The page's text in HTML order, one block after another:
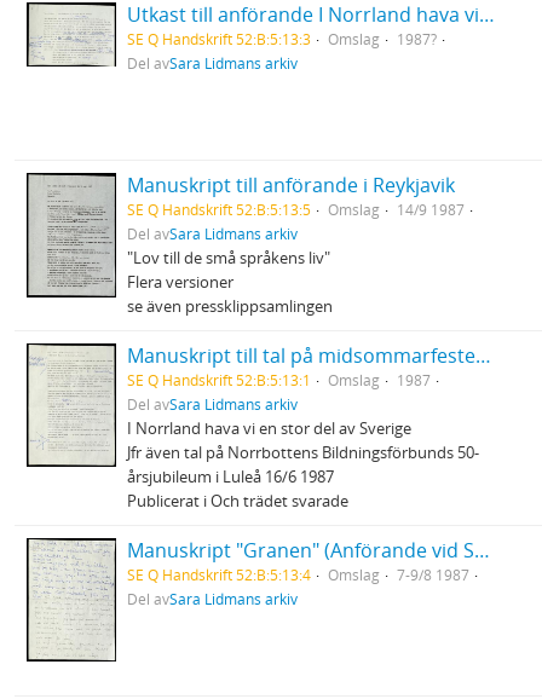
Utkast till anförande I Norrland hava vi en stor del av Sverige
SE Q Handskrift 52:B:5:13:3 Omslag
1987?
Del avSara Lidmans arkiv
Manuskript till anförande i Reykjavik
SE Q Handskrift 52:B:5:13:5 Omslag
14/9 1987
Del avSara Lidmans arkiv
"Lov till de små språkens liv"
Flera versioner
se även pressklippsamlingen
Manuskript till tal på midsommarfesten i Burträsk
SE Q Handskrift 52:B:5:13:1 Omslag
1987
Del avSara Lidmans arkiv
I Norrland hava vi en stor del av Sverige
Jfr även tal på Norrbottens Bildningsförbunds 50-
årsjubileum i Luleå 16/6 1987
Publicerat i Och trädet svarade
Manuskript "Granen" (Anförande vid Sveriges Ekumeniska Kvinnoråds konferens)
SE Q Handskrift 52:B:5:13:4 Omslag
7-9/8 1987
Del avSara Lidmans arkiv